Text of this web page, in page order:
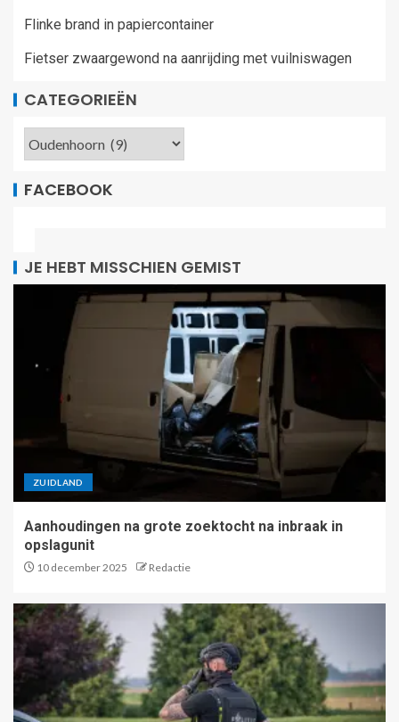
Flinke brand in papiercontainer
Fietser zwaargewond na aanrijding met vuilniswagen
CATEGORIEËN
FACEBOOK
JE HEBT MISSCHIEN GEMIST
ZUIDLAND
Aanhoudingen na grote zoektocht na inbraak in
opslagunit
10 december 2025 Redactie